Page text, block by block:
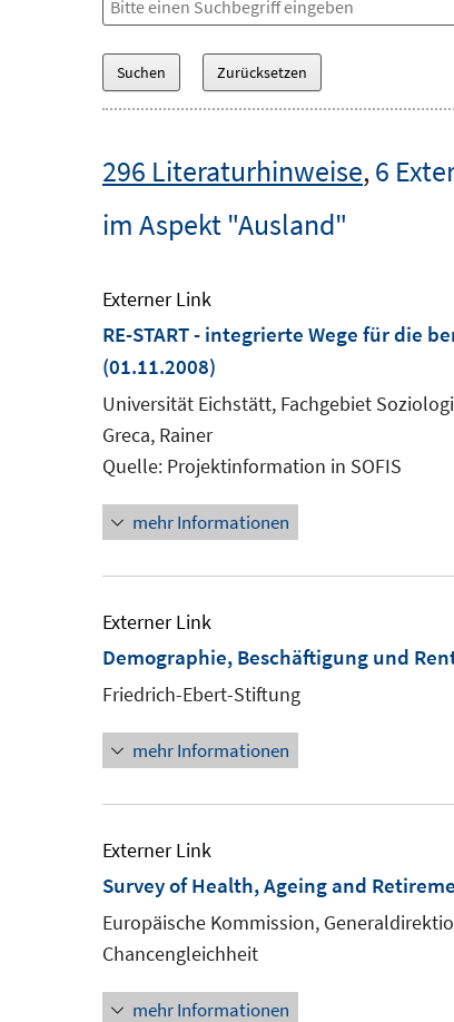
296 Literaturhinweise,6
im Aspekt "Ausland"
Externer Link
RE-START - integrierte Wege für die
(01.11.2008)
Universität Eichstätt, Fachgebiet
Greca, Rainer
Quelle: Projektinformation in SOFIS
mehr Informationen
Externer Link
Demographie, Beschäftigung und
Friedrich-Ebert-Stiftung
mehr Informationen
Externer Link
Survey of Health, Ageing and
Europäische Kommission,
Chancengleichheit
mehr Informationen